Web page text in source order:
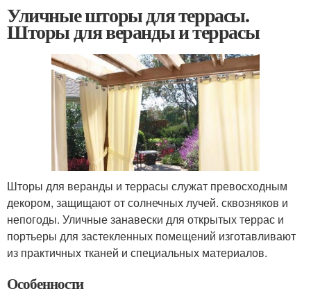
Уличные шторы для террасы.
Шторы для веранды и террасы
Шторы для веранды и террасы служат превосходным
декором, защищают от солнечных лучей. сквозняков и
непогоды. Уличные занавески для открытых террас и
портьеры для застекленных помещений изготавливают
из практичных тканей и специальных материалов.
Особенности